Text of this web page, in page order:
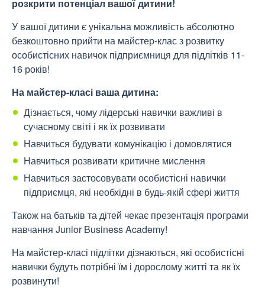
розкрити потенціал вашої дитини!
У вашої дитини є унікальна можливість абсолютно
безкоштовно прийти на майстер-клас з розвитку
особистісних навичок підприємниця для підлітків 11-
16 років!
На майстер-класі ваша дитина:
Дізнається, чому лідерські навички важливі в
сучасному світі і як їх розвивати
Навчиться будувати комунікацію і домовлятися
Навчиться розвивати критичне мислення
Навчиться застосовувати особистісні навички
підприємця, які необхідні в будь-якій сфері життя
Також на батьків та дітей чекає презентація програми
навчання Junior Business Academy!
На майстер-класі підлітки дізнаються, які особистісні
навички будуть потрібні їм і дорослому житті та як їх
розвинути!